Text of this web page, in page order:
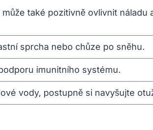
také pozitivně ovlivnit náladu
sprcha nebo chůze po sněhu.
imunitního systému.
vody, postupně si navyšujte